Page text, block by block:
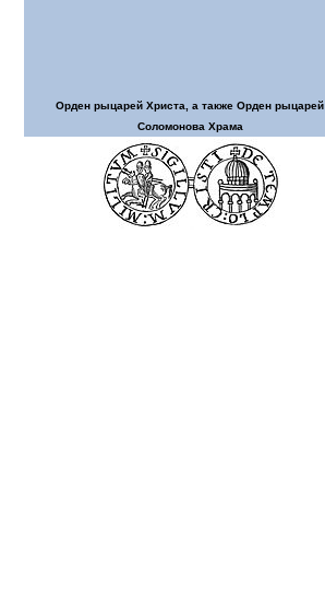
Орден рыцарей Христа, а также Орден рыцарей
Соломонова Храма